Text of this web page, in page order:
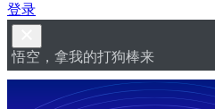
登录
悟空，拿我的打狗棒来